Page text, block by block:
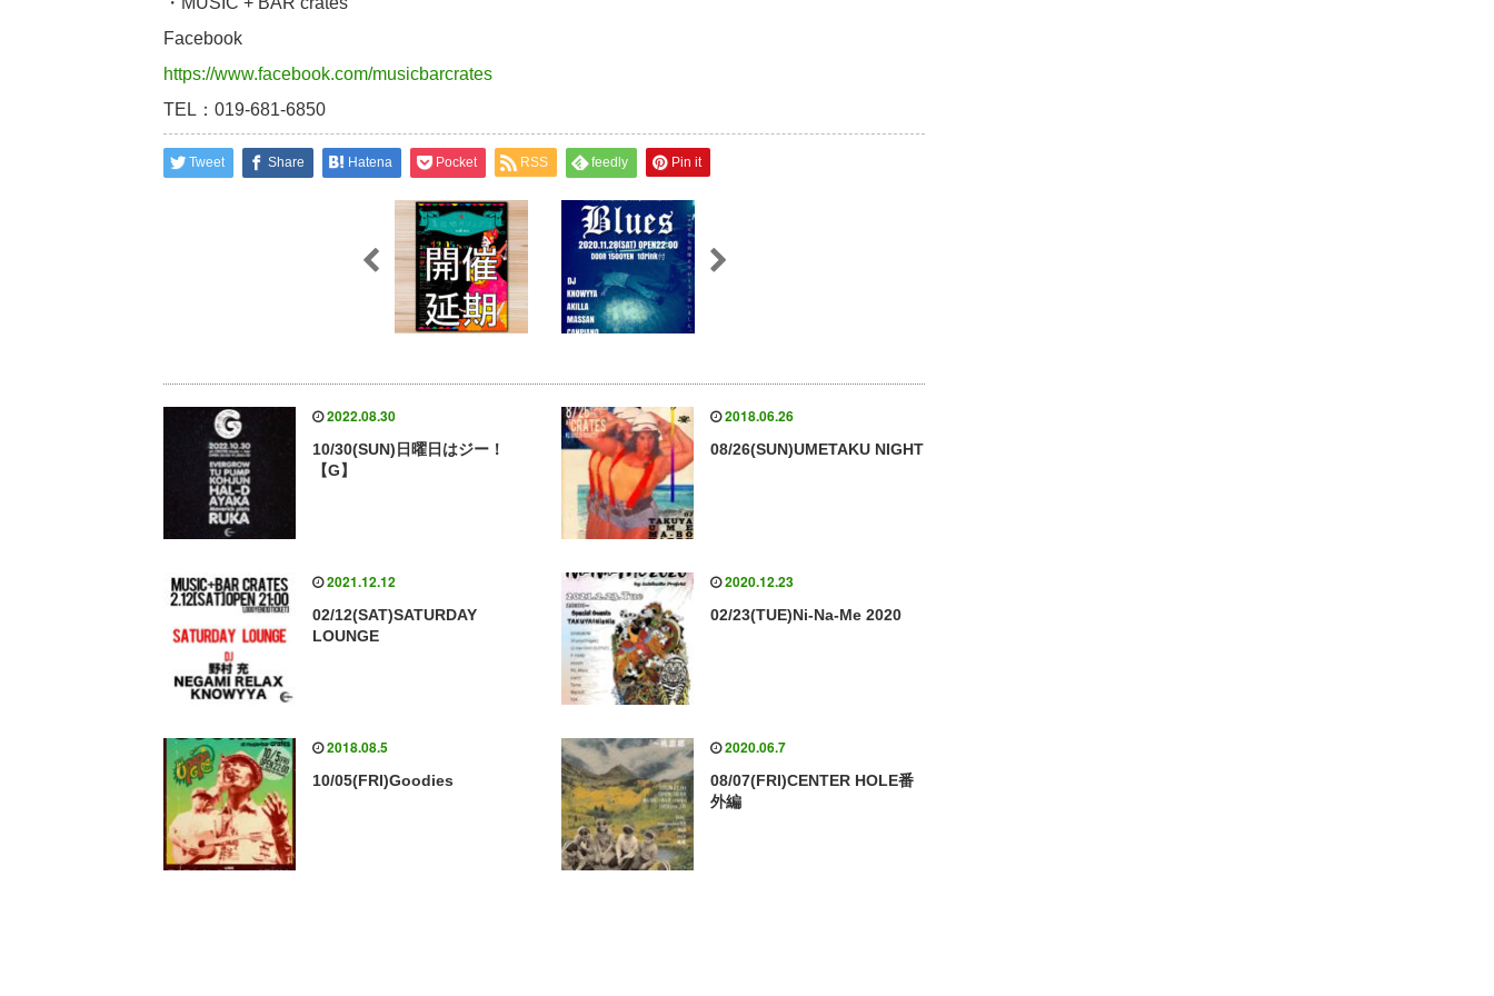
Facebook
https://www.facebook.com/musicbarcrates
TEL：019-681-6850
Tweet Share Hatena Pocket RSS feedly Pin it
2022.08.30
10/30(SUN)日曜日はジー！
【G】
2018.06.26
08/26(SUN)UMETAKU NIGHT
2021.12.12
02/12(SAT)SATURDAY
LOUNGE
2020.12.23
02/23(TUE)Ni-Na-Me 2020
2018.08.5
10/05(FRI)Goodies
2020.06.7
08/07(FRI)CENTER HOLE番
外編